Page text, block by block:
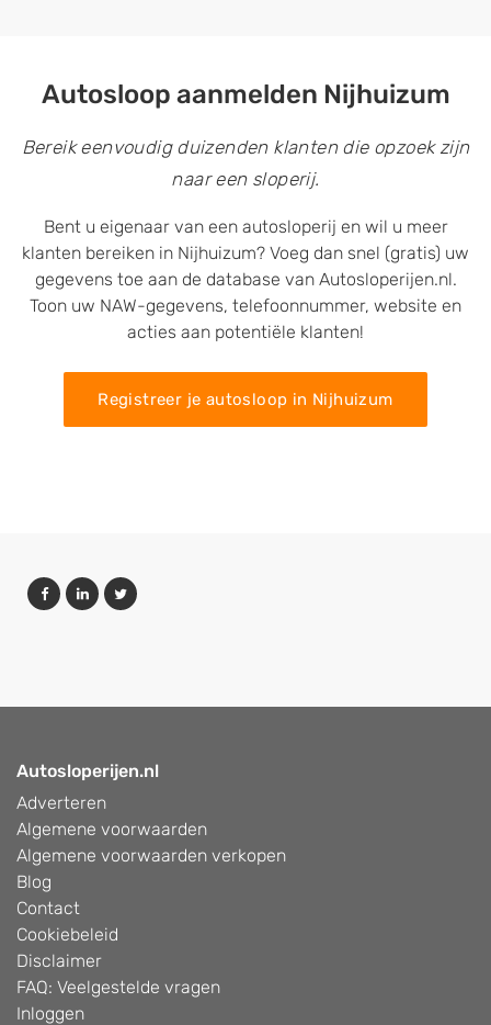
Autosloop aanmelden Nijhuizum
Bereik eenvoudig duizenden klanten die opzoek zijn
naar een sloperij.
Bent u eigenaar van een autosloperij en wil u meer
klanten bereiken in Nijhuizum? Voeg dan snel (gratis) uw
gegevens toe aan de database van Autosloperijen.nl.
Toon uw NAW-gegevens, telefoonnummer, website en
acties aan potentiële klanten!
Registreer je autosloop in Nijhuizum
Autosloperijen.nl
Adverteren
Algemene voorwaarden
Algemene voorwaarden verkopen
Blog
Contact
Cookiebeleid
Disclaimer
FAQ: Veelgestelde vragen
Inloggen